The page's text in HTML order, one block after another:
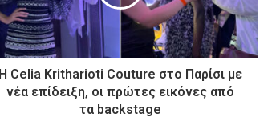
Η Celia Kritharioti Couture στο Παρίσι με
νέα επίδειξη, οι πρώτες εικόνες από
τα backstage